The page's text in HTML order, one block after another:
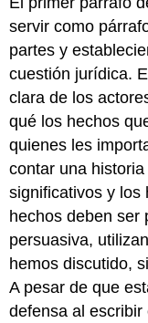
servir como
partes y
cuestión jurídica.
clara de los
qué los hechos
quienes les
contar una
significativos y los
hechos deben ser
persuasiva,
hemos discutido,
A pesar de que
defensa al